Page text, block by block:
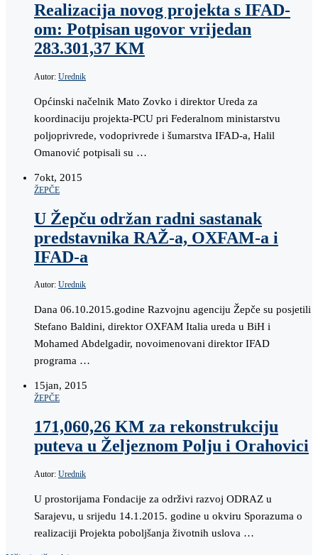
Realizacija novog projekta s IFAD-
om: Potpisan ugovor vrijedan
283.301,37 KM
Autor: Urednik
Općinski načelnik Mato Zovko i direktor Ureda za
koordinaciju projekta-PCU pri Federalnom ministarstvu
poljoprivrede, vodoprivrede i šumarstva IFAD-a, Halil
Omanović potpisali su …
7okt, 2015
ŽEPČE
U Žepču održan radni sastanak
predstavnika RAŽ-a, OXFAM-a i
IFAD-a
Autor: Urednik
Dana 06.10.2015.godine Razvojnu agenciju Žepče su posjetili
Stefano Baldini, direktor OXFAM Italia ureda u BiH i
Mohamed Abdelgadir, novoimenovani direktor IFAD
programa …
15jan, 2015
ŽEPČE
171,060,26 KM za rekonstrukciju
puteva u Željeznom Polju i Orahovici
Autor: Urednik
U prostorijama Fondacije za održivi razvoj ODRAZ u
Sarajevu, u srijedu 14.1.2015. godine u okviru Sporazuma o
realizaciji Projekta poboljšanja životnih uslova …